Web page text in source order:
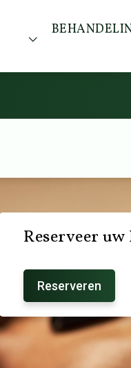
Reserveer
Reserveren